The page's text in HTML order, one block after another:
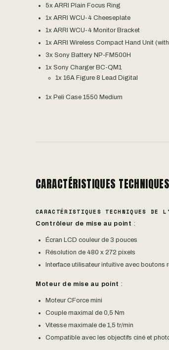
5x ARRI Plain Focus Ring
1x ARRI WCU-4 Cheeseplate
1x ARRI WCU-4 Monitor Bracket
1x ARRI Wireless Compact Hand Unit
3x Sony Battery NP-FM500H
1x Sony Charger BC-QM1
1x 16A Figure 8 Lead Digital
1x Peli Case 1550 Medium
CARACTÉRISTIQUES TECHNIQUES
CARACTÉRISTIQUES TECHNIQUES
Contrôleur de mise au point :
Écran LCD couleur de 3 pouces
Résolution de 480 x 272 pixels
Interface utilisateur intuitive avec boutons
Moteur de mise au point :
Moteur CForce mini
Couple maximal de 0,5 Nm
Vitesse maximale de 1,5 tr/min
Compatible avec les objectifs ciné et